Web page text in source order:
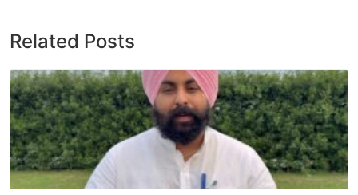
Related Posts